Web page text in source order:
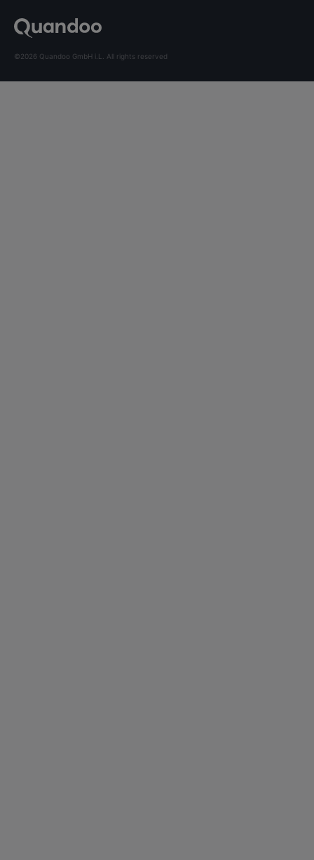
©2026 Quandoo GmbH i.L. All rights reserved